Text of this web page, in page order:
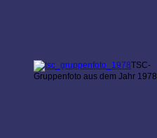
TSC-
Gruppenfoto aus dem Jahr 1978